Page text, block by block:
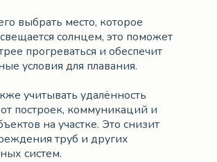
выбрать место, которое
солнцем, это поможет
прогреваться и обеспечит
условия для плавания.
учитывать удалённость
построек, коммуникаций и
на участке. Это снизит
труб и других
систем.